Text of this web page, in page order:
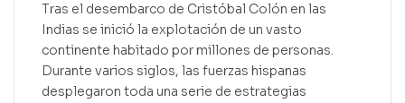
Tras el desembarco de Cristóbal Colón en las
Indias se inició la explotación de un vasto
continente habitado por millones de personas.
Durante varios siglos, las fuerzas hispanas
desplegaron toda una serie de estrategias